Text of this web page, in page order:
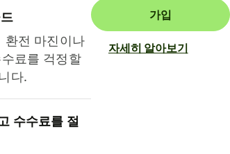
환전 마진이나
료를 걱정할
다.
수수료를 절
가입
자세히 알아보기